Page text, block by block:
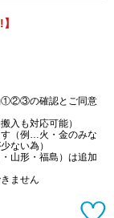
①②③の確認とご同意
入も対応可能）
す（例…火・金のみな
ない為）
山形・福島）は追加
ません